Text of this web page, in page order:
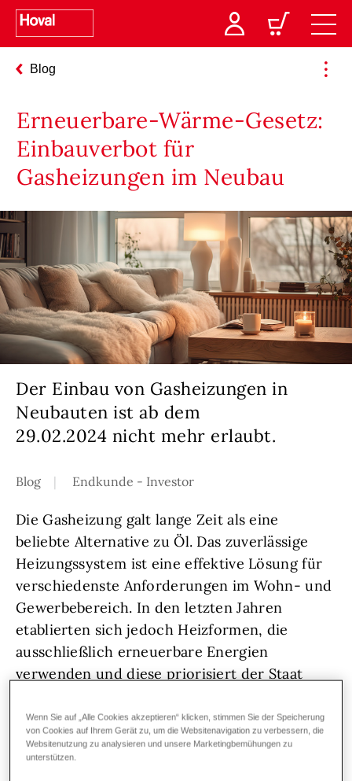
Blog
Erneuerbare-Wärme-Gesetz:
Einbauverbot für
Gasheizungen im Neubau
Der Einbau von Gasheizungen in
Neubauten ist ab dem
29.02.2024 nicht mehr erlaubt.
Blog Endkunde - Investor
Die Gasheizung galt lange Zeit als eine
beliebte Alternative zu Öl. Das zuverlässige
Heizungssystem ist eine effektive Lösung für
verschiedenste Anforderungen im Wohn- und
Gewerbebereich. In den letzten Jahren
etablierten sich jedoch Heizformen, die
ausschließlich erneuerbare Energien
verwenden und diese priorisiert der Staat
Wärme-Gesetz. Ab dem 29.02. ist es somit
nicht mehr erlaubt Gasheizungen in
Neubauprojekten einzusetzen.
Wenn Sie auf „Alle Cookies akzeptieren“ klicken, stimmen Sie der Speicherung
von Cookies auf Ihrem Gerät zu, um die Websitenavigation zu verbessern, die
Websitenutzung zu analysieren und unsere Marketingbemühungen zu
unterstützen.